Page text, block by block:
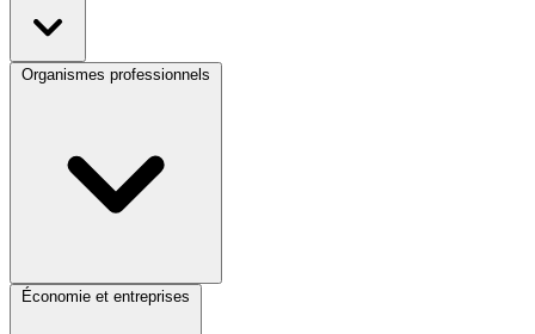
Organismes professionnels
Économie et entreprises